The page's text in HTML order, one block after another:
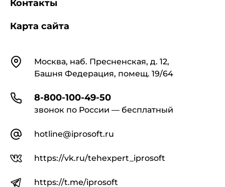
КонтактыМосква, наб. Пресненская, д. 12,
Башня Федерация, помещ. 19/64
8-800-100-49-50
звонок по России — бесплатный
hotline@iprosoft.ru
https://vk.ru/tehexpert_iprosoft
https://t.me/iprosoft
Контакты
Карта сайта